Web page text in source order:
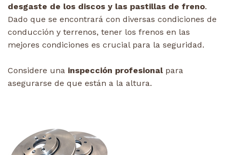
desgaste de los discos y las pastillas de freno.
Dado que se encontrará con diversas condiciones de
conducción y terrenos, tener los frenos en las
mejores condiciones es crucial para la seguridad.
Considere una inspección profesionalpara
asegurarse de que están a la altura.